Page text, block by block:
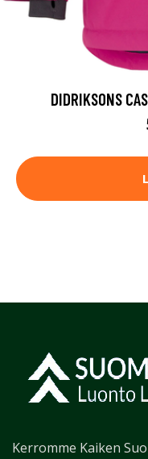
DIDRIKSONS
Kerromme Kaiken